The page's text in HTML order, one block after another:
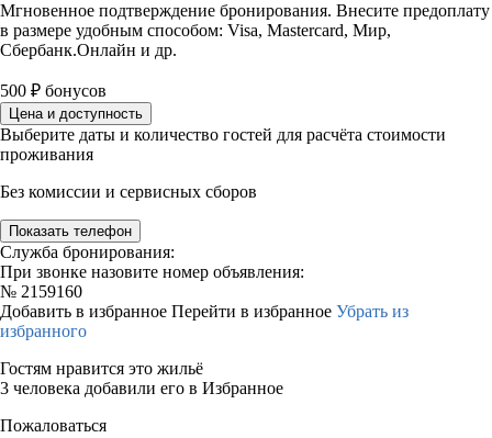
Мгновенное подтверждение бронирования. Внесите предоплату
в размере удобным способом: Visa, Mastercard, Мир,
Сбербанк.Онлайн и др.
500 ₽ бонусов
Цена и доступность
Выберите даты и количество гостей для расчёта стоимости
проживания
Без комиссии и сервисных сборов
Показать телефон
Служба бронирования:
При звонке назовите номер объявления:
№ 2159160
Добавить в избранное Перейти в избранное Убрать из
избранного
Гостям нравится это жильё
3 человека добавили его в Избранное
Пожаловаться